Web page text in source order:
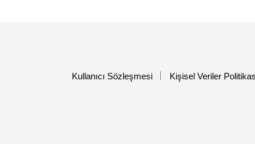
Kullanıcı Sözleşmesi Kişisel Veriler